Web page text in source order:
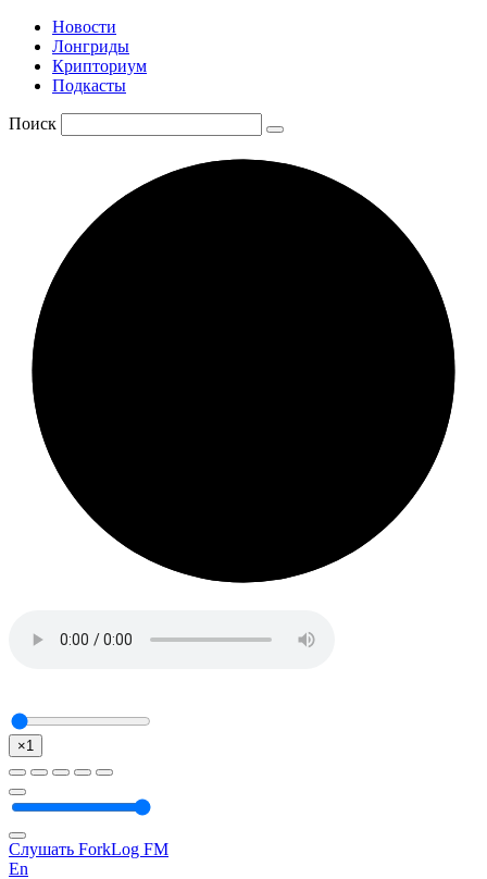
Новости
Лонгриды
Крипториум
Подкасты
Поиск
×1
Слушать ForkLog FM
En